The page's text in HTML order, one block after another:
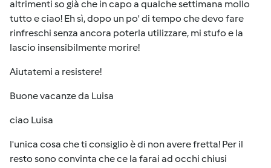
altrimenti so già che in capo a qualche settimana mollo
tutto e ciao! Eh sì, dopo un po' di tempo che devo fare
rinfreschi senza ancora poterla utilizzare, mi stufo e la
lascio insensibilmente morire!
Aiutatemi a resistere!
Buone vacanze da Luisa
ciao Luisa
l'unica cosa che ti consiglio è di non avere fretta! Per il
resto sono convinta che ce la farai ad occhi chiusi